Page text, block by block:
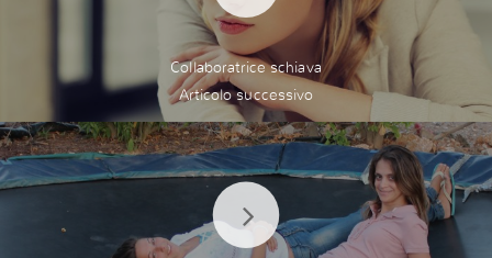
Collaboratrice schiava